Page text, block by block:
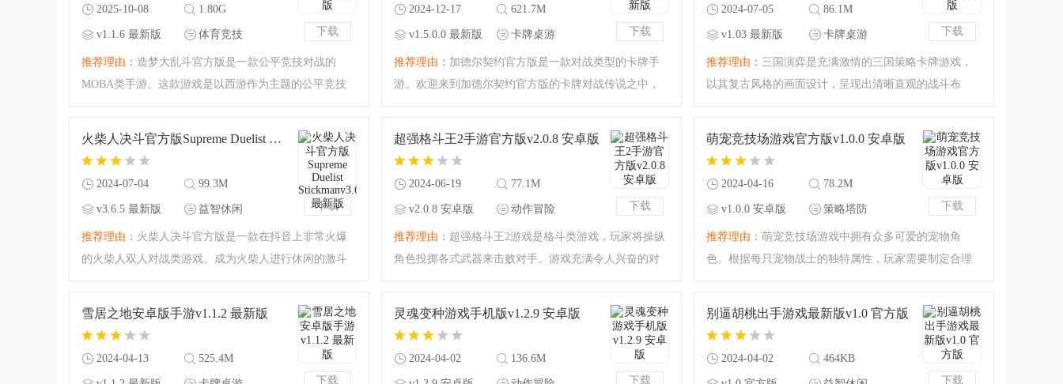
下载
2025-10-08 1.80G
v1.1.6 最新版 体育竞技
推荐理由： 造梦大乱斗官方版是一款公平竞技对战的
MOBA类手游。这款游戏是以西游作为主题的公平竞技
触过西游相关的moba游戏，这款游戏将会让你体验一
下载
2024-12-17 621.7M
v1.5.0.0 最新版 卡牌桌游
推荐理由： 加德尔契约官方版是一款对战类型的卡牌手
游。欢迎来到加德尔契约官方版的卡牌对战传说之中，
的时候只是小小的变动都会让你的游戏变得趣味横生！
下载
2024-07-05 86.1M
v1.03 最新版 卡牌桌游
推荐理由： 三国演弈是充满激情的三国策略卡牌游戏，
以其复古风格的画面设计，呈现出清晰直观的战斗布
募心爱的历史名将，与对手进行实时对战，体验深谋远
下载
火柴人决斗官方版Supreme Duelist Stickmanv3.6.5 最新版
2024-07-04 99.3M
v3.6.5 最新版 益智休闲
推荐理由： 火柴人决斗官方版是一款在抖音上非常火爆
的火柴人双人对战类游戏。成为火柴人进行休闲的激斗
天腾飞小编准备的还是最新的版本，尽情来挑战决斗对
下载
超强格斗王2手游官方版v2.0.8 安卓版
2024-06-19 77.1M
v2.0.8 安卓版 动作冒险
推荐理由： 超强格斗王2游戏是格斗类游戏，玩家将操纵
角色投掷各式武器来击败对手。游戏充满令人兴奋的对
战斗王者。玩家需要完成每个关卡所设定的任务目标，
下载
萌宠竞技场游戏官方版v1.0.0 安卓版
2024-04-16 78.2M
v1.0.0 安卓版 策略塔防
推荐理由： 萌宠竞技场游戏中拥有众多可爱的宠物角
色。根据每只宠物战士的独特属性，玩家需要制定合理
略性的阵型布局来提升自己的文明都市。如果你喜欢这
下载
雪居之地安卓版手游v1.1.2 最新版
2024-04-13 525.4M
下载
灵魂变种游戏手机版v1.2.9 安卓版
2024-04-02 136.6M
下载
别逼胡桃出手游戏最新版v1.0 官方版
2024-04-02 464KB